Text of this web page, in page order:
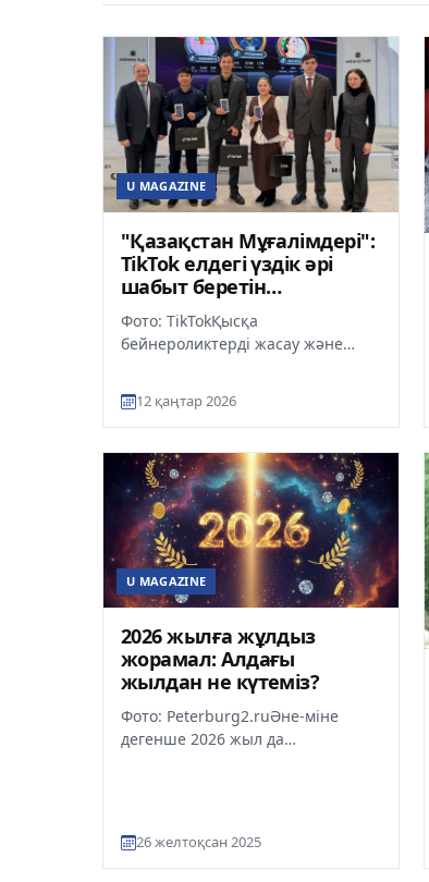
U MAGAZINE
"Қазақстан Мұғалімдері":
TikTok елдегі үздік әрі
шабыт беретін
педагогтарды анықтады
Фото: TikTokҚысқа
бейнероликтерді жасау және
ұйымдастыратын #Учит...
12 қаңтар 2026
U MAGAZINE
2026 жылға жұлдыз
жорамал: Алдағы
жылдан не күтеміз?
Фото: Peterburg2.ruӘне-міне
дегенше 2026 жыл да
26 желтоқсан 2025